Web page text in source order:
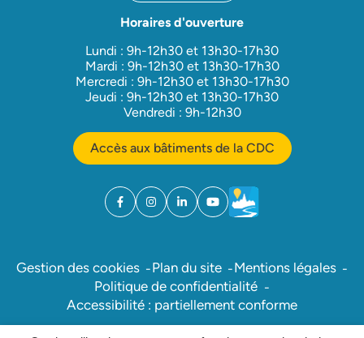
Horaires d'ouverture
Lundi : 9h-12h30 et 13h30-17h30
Mardi : 9h-12h30 et 13h30-17h30
Mercredi : 9h-12h30 et 13h30-17h30
Jeudi : 9h-12h30 et 13h30-17h30
Vendredi : 9h-12h30
Accès aux bâtiments de la CDC
Facebook
(ouverture dans un nouvel onglet)
Instagram
(ouverture dans un nouvel onglet)
Linkedin
(ouverture dans un nouvel onglet)
YouTube
(ouverture dans un nouvel
Météo
(ouverture dans un
Gestion des cookies Plan du site
Mentions légales
Politique de confidentialité
Accessibilité : partiellement conforme